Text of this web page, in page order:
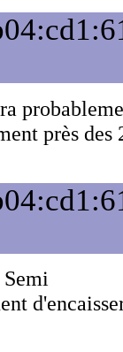
près des
Semi